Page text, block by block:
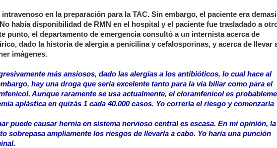
en la preparación para la TAC. Sin embargo, el paciente era
había disponibilidad de RMN en el hospital y el paciente fue trasladado a
punto, el departamento de emergencia consultó a un internista acerca de
dado la historia de alergia a penicilina y cefalosporinas, y acerca de llevar
imágenes.
más ansiosos, dado las alergias a los antibióticos, lo cual hace al
hay una droga que sería excelente tanto para la vía biliar como para el
Aunque raramente se usa actualmente, el cloramfenicol es
aplástica en quizás 1 cada 40.000 casos. Yo correría el riesgo y comenzaría
puede causar hernia en sistema nervioso central es escasa. En mi opinión, la
sobrepasa ampliamente los riesgos de llevarla a cabo. Yo haría una punción